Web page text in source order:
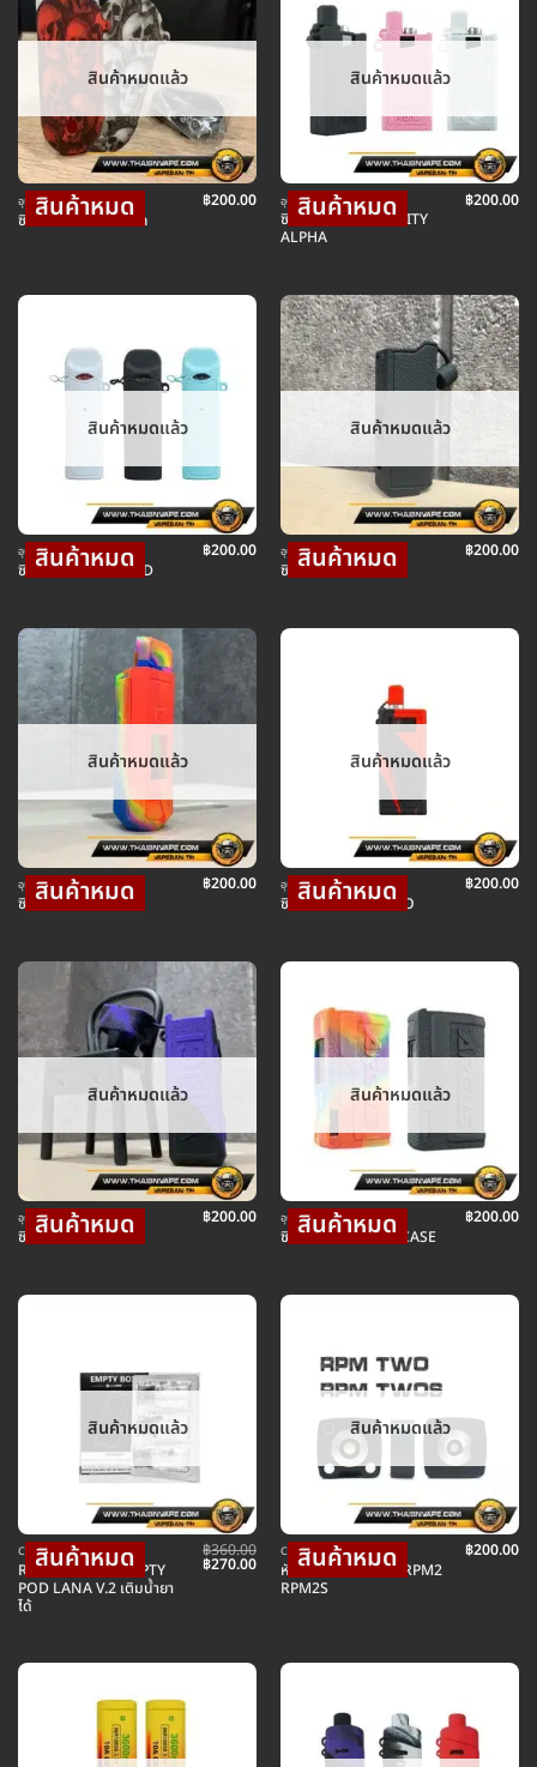
สินค้าหมดแล้ว
อุปกรณ์ บุหรี่ไฟฟ้า
ซิลิโคน ZERO กะโหลก
฿200.00
สินค้าหมดแล้ว
อุปกรณ์ บุหรี่ไฟฟ้า
ซิลิโคน SMOK TRINITY
ALPHA
฿200.00
สินค้าหมดแล้ว
อุปกรณ์ บุหรี่ไฟฟ้า
ซิลิโคน SMOK NORD
฿200.00
สินค้าหมดแล้ว
อุปกรณ์ บุหรี่ไฟฟ้า
ซิลิโคน RPM 80PRO
฿200.00
สินค้าหมดแล้ว
อุปกรณ์ บุหรี่ไฟฟ้า
ซิลิโคน CASE RPM
฿200.00
สินค้าหมดแล้ว
อุปกรณ์ บุหรี่ไฟฟ้า
ซิลิโคน CASE PASITO
฿200.00
สินค้าหมดแล้ว
อุปกรณ์ บุหรี่ไฟฟ้า
ซิลิโคน เคส VINCI
฿200.00
สินค้าหมดแล้ว
อุปกรณ์ บุหรี่ไฟฟ้า
ซิลิโคน ARGUS GT CASE
฿200.00
สินค้าหมดแล้ว
COIL คอยล์บุหรี่ไฟฟ้า
RELX CLASSIC EMPTY
POD LANA V.2 เติมน้ำยา
ได้
฿360.00
Original
฿270.00Current
price
สินค้าหมดแล้ว
COIL คอยล์บุหรี่ไฟฟ้า
หัวแปลง ADAPTER RPM2
RPM2S
฿200.00